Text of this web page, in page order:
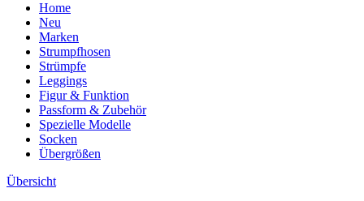
Home
Neu
Marken
Strumpfhosen
Strümpfe
Leggings
Figur & Funktion
Passform & Zubehör
Spezielle Modelle
Socken
Übergrößen
Übersicht